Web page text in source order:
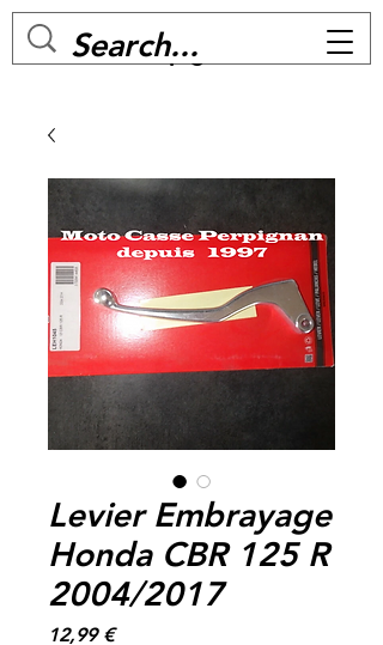
MC BIKE Perpignan
Levier Embrayage
Honda CBR 125 R
2004/2017
12,99 €Prix